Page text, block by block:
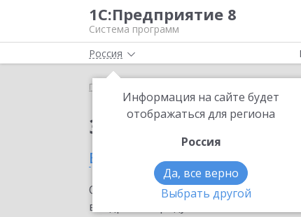
1С:Предприятие 8
Система программ
Россия
Информация на сайте будет
отображаться для региона
Россия
Да, все верно
Выбрать другой
Главная
Заказать
в Свободном
Ознакомьтесь с информационными
внедрение продукта.